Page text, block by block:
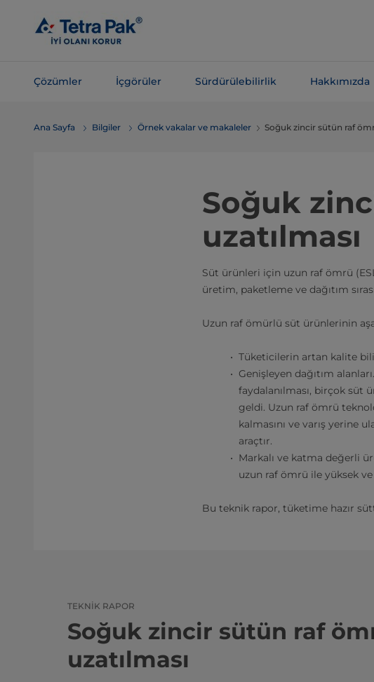
içeriğe
Çözümler İçgörüler Sürdürülebilirlik Hakkımızda
atlaAna Sayfa Bilgiler Örnek vakalar ve makaleler Soğuk zincir sütün raf
Soğuk
uzatılması
Süt ürünleri için uzun raf ömrü
üretim, paketleme ve dağıtım
Uzun raf ömürlü süt ürünlerinin
Tüketicilerin artan kalite
Genişleyen dağıtım
faydalanılması, birçok süt
geldi. Uzun raf ömrü
kalmasını ve varış yerine
araçtır.
Markalı ve katma değerli
uzun raf ömrü ile yüksek
Bu teknik rapor, tüketime hazır
TEKNIK RAPOR
Soğuk zincir sütün raf
uzatılması